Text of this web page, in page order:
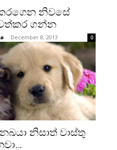
කරගෙන නිවසේ
ගන්න
- December 8, 2013 0
නිසාත් වාස්‌තු